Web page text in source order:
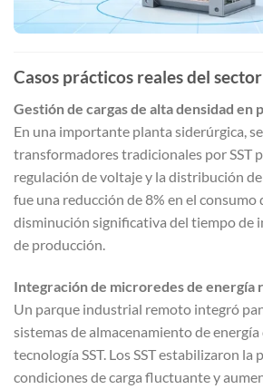
Casos prácticos reales del sector
Gestión de cargas de alta densidad en
En una importante planta siderúrgica,
transformadores tradicionales por SST
regulación de voltaje y la distribución
fue una reducción de 8% en el consumo
disminución significativa del tiempo de
de producción.
Integración de microredes de energía
Un parque industrial remoto integró
sistemas de almacenamiento de
tecnología SST. Los SST estabilizaron la
condiciones de carga fluctuante y